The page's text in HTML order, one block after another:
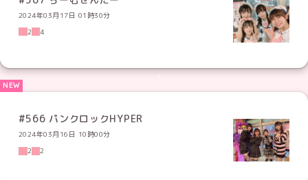
2024年03月17日 01時30分
2
4
#566 パンクロックHYPER
2024年03月16日 10時00分
2
2